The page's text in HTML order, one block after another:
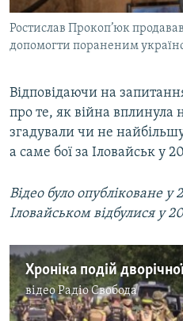
Ростислав Прокоп’юк
допомогти пораненим
Відповідаючи на
про те, як війна вплинула
згадували чи не
а саме бої за Іловайськ у
Відео було опубліковане у
Іловайськом відбулися у
відеоРадіо Свобода